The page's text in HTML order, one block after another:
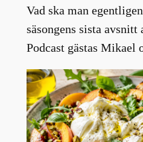
Vad ska man
säsongens sista
Podcast gästas Mikael